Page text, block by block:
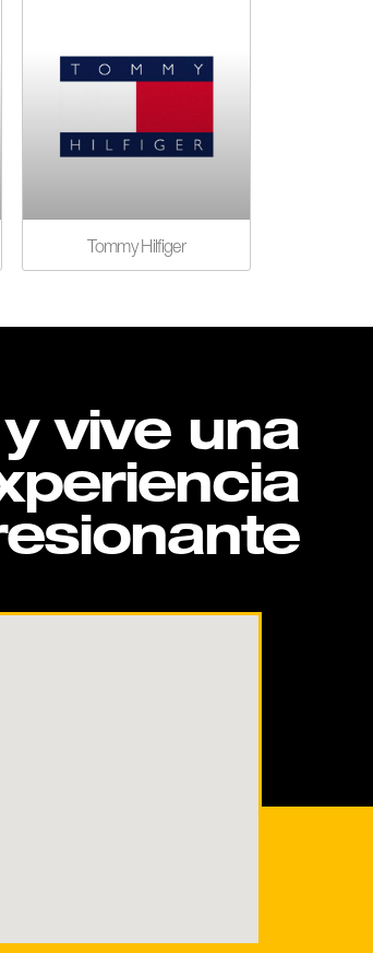
Tommy Hilfiger
vive una